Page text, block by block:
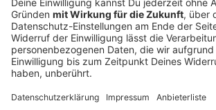
Influencerin Sydney Towle mit 26 an
gestorben
Eigentlich veröffentlichte Sydney
Tanzvideos in den sozialen Medien.
dokumentierte ihren Kampf dagegen.